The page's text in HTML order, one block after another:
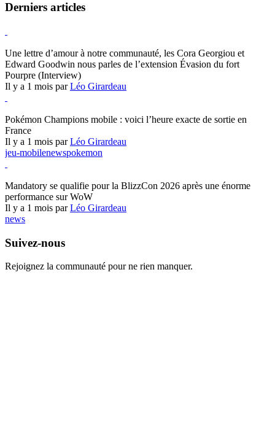
Derniers articles
Une lettre d’amour à notre communauté, les Cora Georgiou et
Edward Goodwin nous parles de l’extension Évasion du fort
Pourpre (Interview)
Il y a 1 mois parLéo Girardeau
Pokémon Champions mobile : voici l’heure exacte de sortie en
France
Il y a 1 mois parLéo Girardeau
jeu-mobilenewspokemon
Mandatory se qualifie pour la BlizzCon 2026 après une énorme
performance sur WoW
Il y a 1 mois parLéo Girardeau
news
Suivez-nous
Rejoignez la communauté pour ne rien manquer.